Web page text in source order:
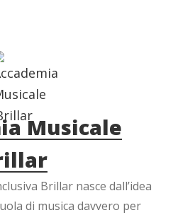
Musicale
Brillar nasce dall’idea
di musica davvero per